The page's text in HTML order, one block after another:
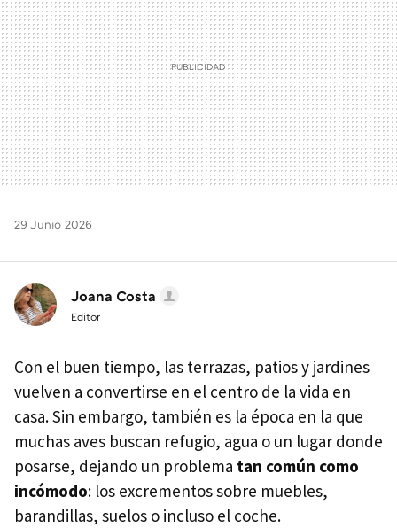
29 Junio 2026
Joana Costa
Editor
Con el buen tiempo, las terrazas, patios y jardines
vuelven a convertirse en el centro de la vida en
casa. Sin embargo, también es la época en la que
muchas aves buscan refugio, agua o un lugar donde
posarse, dejando un problema tan común como
incómodo: los excrementos sobre muebles,
barandillas, suelos o incluso el coche.